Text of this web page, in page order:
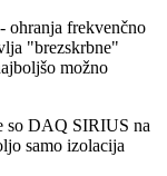
ohranja frekvenčno
"brezskrbne"
možno
so DAQ SIRIUS na
samo izolacija